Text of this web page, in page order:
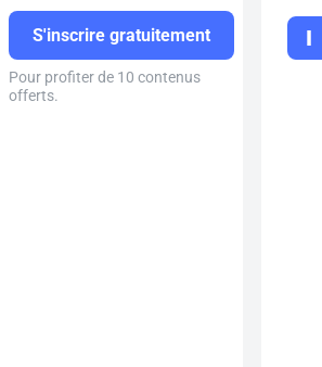
S'inscrire gratuitement
Pour profiter de 10 contenus
offerts.
I